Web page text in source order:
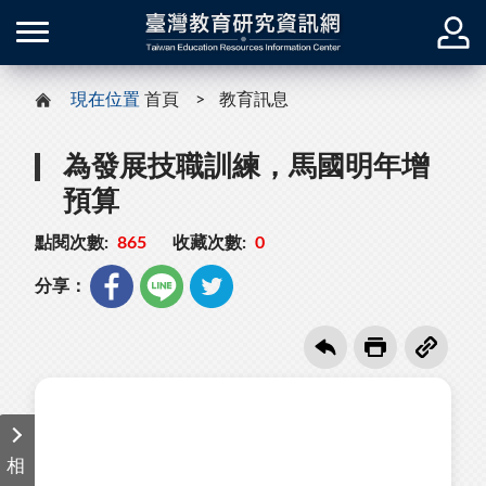
現在位置 首頁 教育訊息
為發展技職訓練，馬國明年增
預算
點閱次數: 865 收藏次數: 0
分享：
相